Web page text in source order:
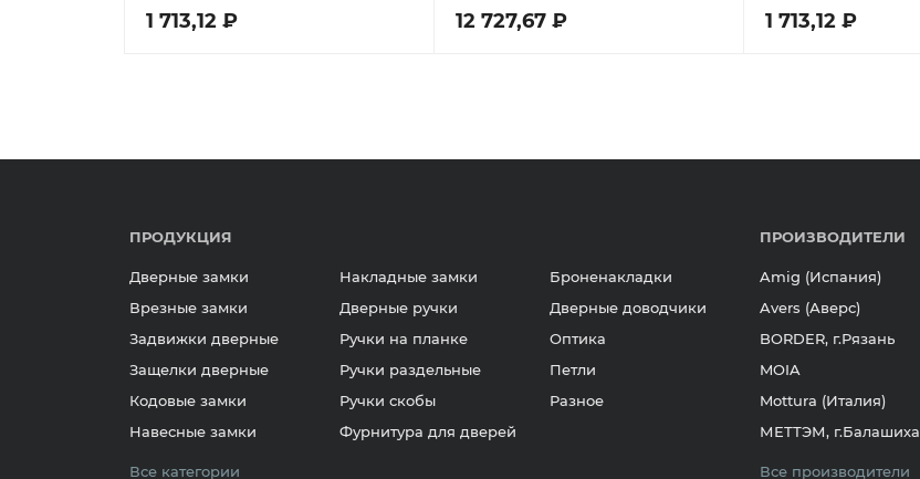
1 713,12 ₽ 12 727,67 ₽ 1 713,12 ₽
ПРОДУКЦИЯ
Дверные замки
Врезные замки
Задвижки дверные
Защелки дверные
Кодовые замки
Навесные замки
Накладные замки
Дверные ручки
Ручки на планке
Ручки раздельные
Ручки скобы
Фурнитура для дверей
Броненакладки
Дверные доводчики
Оптика
Петли
Разное
Все категории
ПРОИЗВОДИТЕЛИ
Amig (Испания)
Avers (Аверс)
BORDER, г.Рязань
MOIA
Mottura (Италия)
МЕТТЭМ, г.Балашиха
Все производители